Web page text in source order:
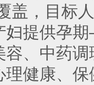
盖，目标
妇提供孕
容、中药
理健康、